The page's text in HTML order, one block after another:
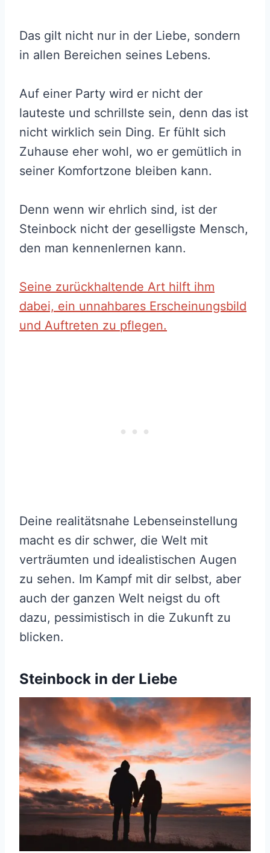
Das gilt nicht nur in der Liebe, sondern
in allen Bereichen seines Lebens.
Auf einer Party wird er nicht der
lauteste und schrillste sein, denn das ist
nicht wirklich sein Ding. Er fühlt sich
Zuhause eher wohl, wo er gemütlich in
seiner Komfortzone bleiben kann.
Denn wenn wir ehrlich sind, ist der
Steinbock nicht der geselligste Mensch,
den man kennenlernen kann.
Seine zurückhaltende Art hilft ihm
dabei, ein unnahbares Erscheinungsbild
und Auftreten zu pflegen.
Deine realitätsnahe Lebenseinstellung
macht es dir schwer, die Welt mit
verträumten und idealistischen Augen
zu sehen. Im Kampf mit dir selbst, aber
auch der ganzen Welt neigst du oft
dazu, pessimistisch in die Zukunft zu
blicken.
Steinbock in der Liebe